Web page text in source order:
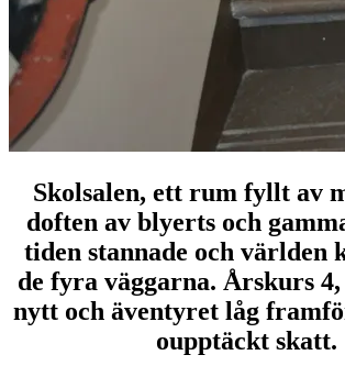
Skolsalen, ett rum fyllt av
doften av blyerts och
tiden stannade och världen
de fyra väggarna. Årskurs
nytt och äventyret låg
oupptäckt skatt.